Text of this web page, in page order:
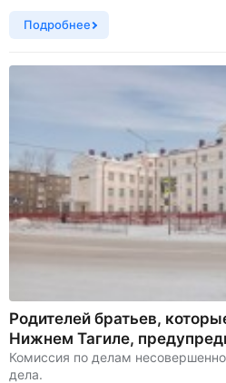
Подробнее
Родителей братьев,
Нижнем Тагиле,
Комиссия по делам
дела.